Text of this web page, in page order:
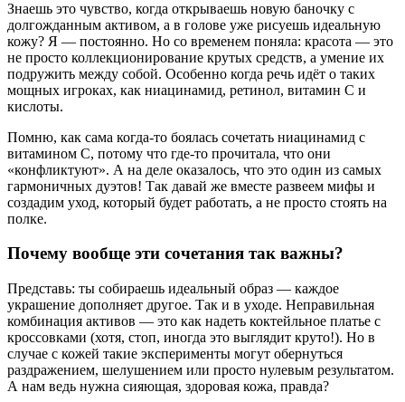
Знаешь это чувство, когда открываешь новую баночку с
долгожданным активом, а в голове уже рисуешь идеальную
кожу? Я — постоянно. Но со временем поняла: красота — это
не просто коллекционирование крутых средств, а умение их
подружить между собой. Особенно когда речь идёт о таких
мощных игроках, как ниацинамид, ретинол, витамин С и
кислоты.
Помню, как сама когда-то боялась сочетать ниацинамид с
витамином С, потому что где-то прочитала, что они
«конфликтуют». А на деле оказалось, что это один из самых
гармоничных дуэтов! Так давай же вместе развеем мифы и
создадим уход, который будет работать, а не просто стоять на
полке.
Почему вообще эти сочетания так важны?
Представь: ты собираешь идеальный образ — каждое
украшение дополняет другое. Так и в уходе. Неправильная
комбинация активов — это как надеть коктейльное платье с
кроссовками (хотя, стоп, иногда это выглядит круто!). Но в
случае с кожей такие эксперименты могут обернуться
раздражением, шелушением или просто нулевым результатом.
А нам ведь нужна сияющая, здоровая кожа, правда?